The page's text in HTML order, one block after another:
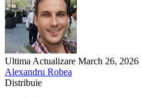
Ultima Actualizare March 26, 2026
Alexandru Robea
Distribuie